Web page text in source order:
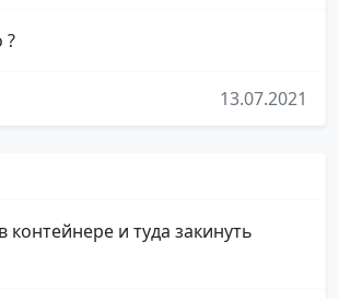
?
13.07.2021
контейнере и туда закинуть